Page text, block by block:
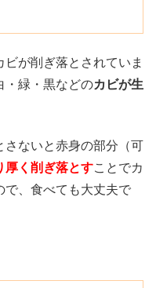
が削ぎ落とされていま
・緑・黒などのカビが生
さないと赤身の部分（可
厚く削ぎ落とすことでカ
で、食べても大丈夫で